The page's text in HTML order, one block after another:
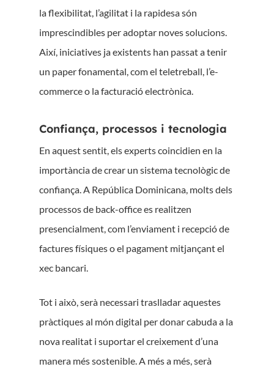
la flexibilitat, l’agilitat i la rapidesa són
imprescindibles per adoptar noves solucions.
Així, iniciatives ja existents han passat a tenir
un paper fonamental, com el teletreball, l’e-
commerce o la facturació electrònica.
Confiança, processos i tecnologia
En aquest sentit, els experts coincidien en la
importància de crear un sistema tecnològic de
confiança. A República Dominicana, molts dels
processos de back-office es realitzen
presencialment, com l’enviament i recepció de
factures físiques o el pagament mitjançant el
xec bancari.
Tot i això, serà necessari traslladar aquestes
pràctiques al món digital per donar cabuda a la
nova realitat i suportar el creixement d’una
manera més sostenible. A més a més, serà